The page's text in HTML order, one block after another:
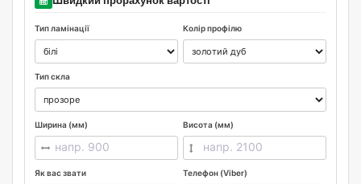
Тип ламінації Колір профілю
Тип скла
Ширина (мм) Висота (мм)
Як вас звати Телефон (Viber)